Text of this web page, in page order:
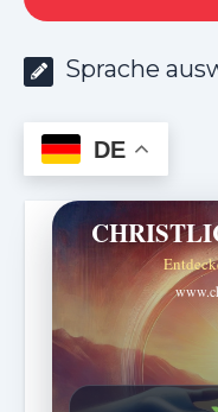
Sprache
DE